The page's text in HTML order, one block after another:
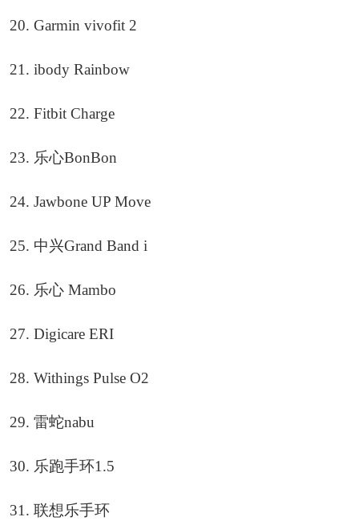
20. Garmin vivofit 2
21. ibody Rainbow
22. Fitbit Charge
23. 乐心BonBon
24. Jawbone UP Move
25. 中兴Grand Band i
26. 乐心 Mambo
27. Digicare ERI
28. Withings Pulse O2
29. 雷蛇nabu
30. 乐跑手环1.5
31. 联想乐手环